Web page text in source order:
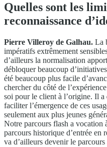
Quelles sont les
reconnaissance
Pierre Villeroy de Galhau. La
impératifs extrêmement
d’ailleurs la normalisation
débloquer beaucoup
été beaucoup plus facile
chercher du côté de
soi pour le client à l’origine. Il
faciliter l’émergence de ces
seulement aux plus jeunes
Notre parcours flash a vocation
parcours historique d’entrée en
va d’ailleurs devenir le parcours